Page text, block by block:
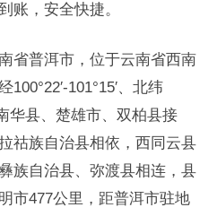
账，安全快捷。
省普洱市，位于云南省西南
101°15′、北纬
华县、楚雄市、双柏县接
祜族自治县相依，西同云县
族自治县、弥渡县相连，县
市477公里，距普洱市驻地